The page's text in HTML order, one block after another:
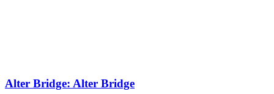
Alter Bridge: Alter Bridge